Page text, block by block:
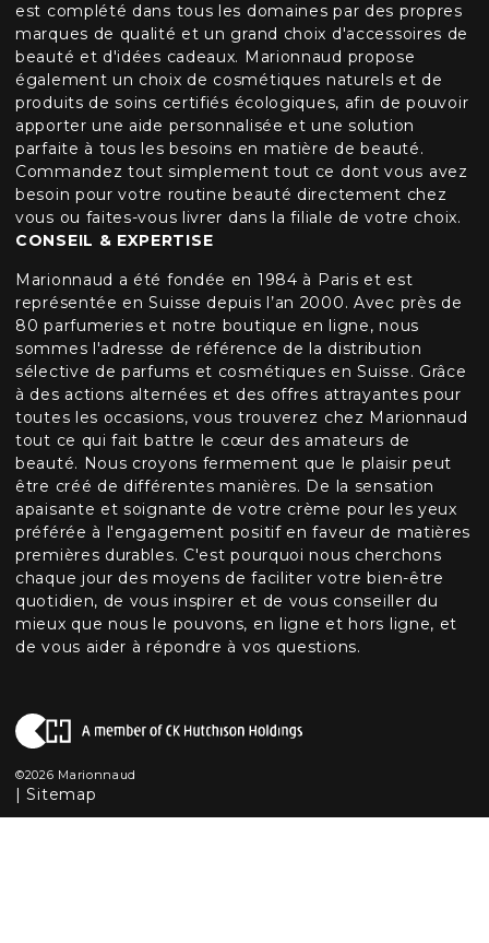
est complété dans tous les domaines par des propres
marques de qualité et un grand choix d'accessoires de
beauté et d'idées cadeaux. Marionnaud propose
également un choix de cosmétiques naturels et de
produits de soins certifiés écologiques, afin de pouvoir
apporter une aide personnalisée et une solution
parfaite à tous les besoins en matière de beauté.
Commandez tout simplement tout ce dont vous avez
besoin pour votre routine beauté directement chez
vous ou faites-vous livrer dans la filiale de votre choix.
CONSEIL & EXPERTISE
Marionnaud a été fondée en 1984 à Paris et est
représentée en Suisse depuis l’an 2000. Avec près de
80 parfumeries et notre boutique en ligne, nous
sommes l'adresse de référence de la distribution
sélective de parfums et cosmétiques en Suisse. Grâce
à des actions alternées et des offres attrayantes pour
toutes les occasions, vous trouverez chez Marionnaud
tout ce qui fait battre le cœur des amateurs de
beauté. Nous croyons fermement que le plaisir peut
être créé de différentes manières. De la sensation
apaisante et soignante de votre crème pour les yeux
préférée à l'engagement positif en faveur de matières
premières durables. C'est pourquoi nous cherchons
chaque jour des moyens de faciliter votre bien-être
quotidien, de vous inspirer et de vous conseiller du
mieux que nous le pouvons, en ligne et hors ligne, et
de vous aider à répondre à vos questions.
©2026 Marionnaud
|Sitemap